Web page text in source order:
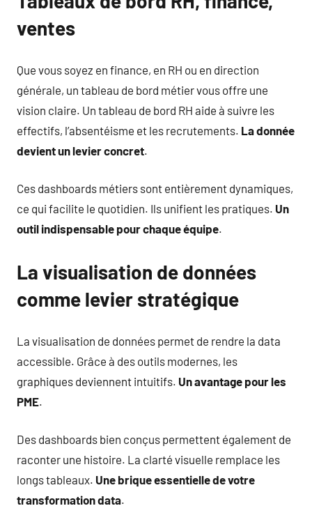
ventes
Que vous soyez en finance, en RH ou en direction
générale, un tableau de bord métier vous offre une
vision claire. Un tableau de bord RH aide à suivre les
effectifs, l’absentéisme et les recrutements. La donnée
devient un levier concret.
Ces dashboards métiers sont entièrement dynamiques,
ce qui facilite le quotidien. Ils unifient les pratiques. Un
outil indispensable pour chaque équipe.
La visualisation de données
comme levier stratégique
La visualisation de données permet de rendre la data
accessible. Grâce à des outils modernes, les
graphiques deviennent intuitifs. Un avantage pour les
PME.
Des dashboards bien conçus permettent également de
raconter une histoire. La clarté visuelle remplace les
longs tableaux. Une brique essentielle de votre
transformation data.